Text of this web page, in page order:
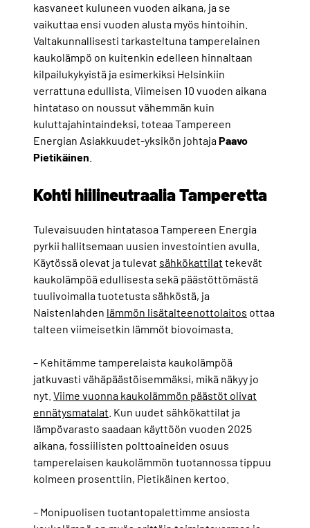
kasvaneet kuluneen vuoden aikana, ja se
vaikuttaa ensi vuoden alusta myös hintoihin.
Valtakunnallisesti tarkasteltuna tamperelainen
kaukolämpö on kuitenkin edelleen hinnaltaan
kilpailukykyistä ja esimerkiksi Helsinkiin
verrattuna edullista. Viimeisen 10 vuoden aikana
hintataso on noussut vähemmän kuin
kuluttajahintaindeksi, toteaa Tampereen
Energian Asiakkuudet-yksikön johtajaPaavo
Pietikäinen
Kohti hiilineutraalia Tamperetta
Tulevaisuuden hintatasoa Tampereen Energia
pyrkii hallitsemaan uusien investointien avulla.
Käytössä olevat ja tulevat sähkökattilat tekevät
kaukolämpöä edullisesta sekä päästöttömästä
tuulivoimalla tuotetusta sähköstä, ja
Naistenlahden lämmön lisätalteenottolaitos ottaa
talteen viimeisetkin lämmöt biovoimasta.
– Kehitämme tamperelaista kaukolämpöä
jatkuvasti vähäpäästöisemmäksi, mikä näkyy jo
nyt. Viime vuonna kaukolämmön päästöt olivat
ennätysmatalat . Kun uudet sähkökattilat ja
lämpövarasto saadaan käyttöön vuoden 2025
aikana, fossiilisten polttoaineiden osuus
tamperelaisen kaukolämmön tuotannossa tippuu
kolmeen prosenttiin, Pietikäinen kertoo.
– Monipuolisen tuotantopalettimme ansiosta